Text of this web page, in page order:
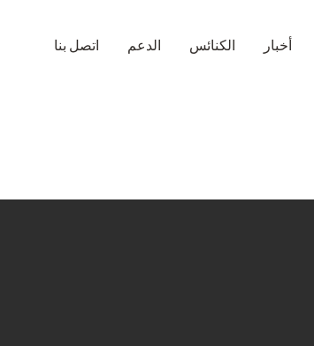
اتصل بنا الدعم الكنائس أخبار